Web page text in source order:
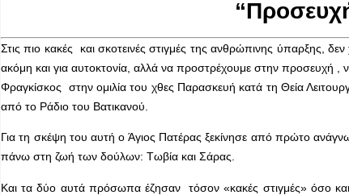
Στις πιο κακές και σκοτεινές στιγμές της ανθρώπινης ύπαρξης,
ακόμη και για αυτοκτονία, αλλά να προστρέχουμε στην προσευχή ,
Φραγκίσκος στην ομιλία του χθες Παρασκευή κατά τη Θεία
από το Ράδιο του Βατικανού.
Για τη σκέψη του αυτή ο Άγιος Πατέρας ξεκίνησε από πρώτο
πάνω στη ζωή των δούλων: Τωβία και Σάρας.
Και τα δύο αυτά πρόσωπα έζησαν τόσον «κακές στιγμές» όσο